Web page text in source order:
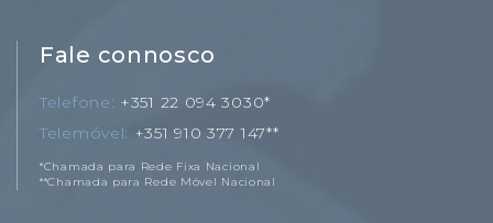
Fale connosco
Telefone
+351 22 094 3030*
Telemóvel
+351 910 377 147**
*Chamada para Rede Fixa Nacional
**Chamada para Rede Móvel Nacional